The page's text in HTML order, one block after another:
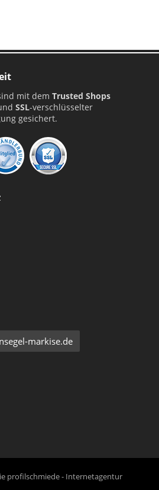
mit dem Trusted Shops
SSL-verschlüsselter
gesichert.
markise.de
profilschmiede - Internetagentur